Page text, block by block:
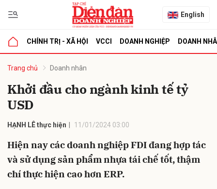
English
CHÍNH TRỊ - XÃ HỘI VCCI DOANH NGHIỆP DOANH
Trang chủ Doanh nhân
Khởi đầu cho ngành kinh tế tỷ
USD
HẠNH LÊ thực hiện 11/01/2024 03:00
Hiện nay các doanh nghiệp FDI đang hợp tác
và sử dụng sản phẩm nhựa tái chế tốt, thậm
chí thực hiện cao hơn ERP.
luận
Hủy